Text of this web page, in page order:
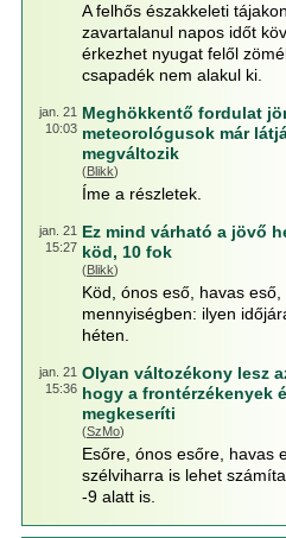
A felhős északkeleti
zavartalanul napos időt
érkezhet nyugat felől
csapadék nem alakul ki.
jan. 21
10:03
Meghökkentő fordulat
meteorológusok már
megváltozik
(Blikk)
Íme a részletek.
jan. 21
15:27
Ez mind várható a jövő
köd, 10 fok
(Blikk)
Köd, ónos eső, havas
mennyiségben: ilyen
héten.
jan. 21
15:36
Olyan változékony lesz
hogy a frontérzékenyek
megkeseríti
(SzMo)
Esőre, ónos esőre, havas
szélviharra is lehet
-9 alatt is.